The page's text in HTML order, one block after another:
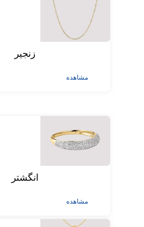
زنجیر
مشاهده
انگشتر
مشاهده